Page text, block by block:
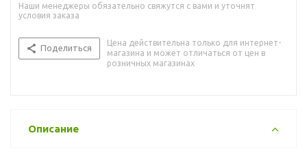
Наши менеджеры обязательно свяжутся с вами и уточнят
условия заказа
Поделиться
Цена действительна только для интернет-
магазина и может отличаться от цен в
розничных магазинах
Описание